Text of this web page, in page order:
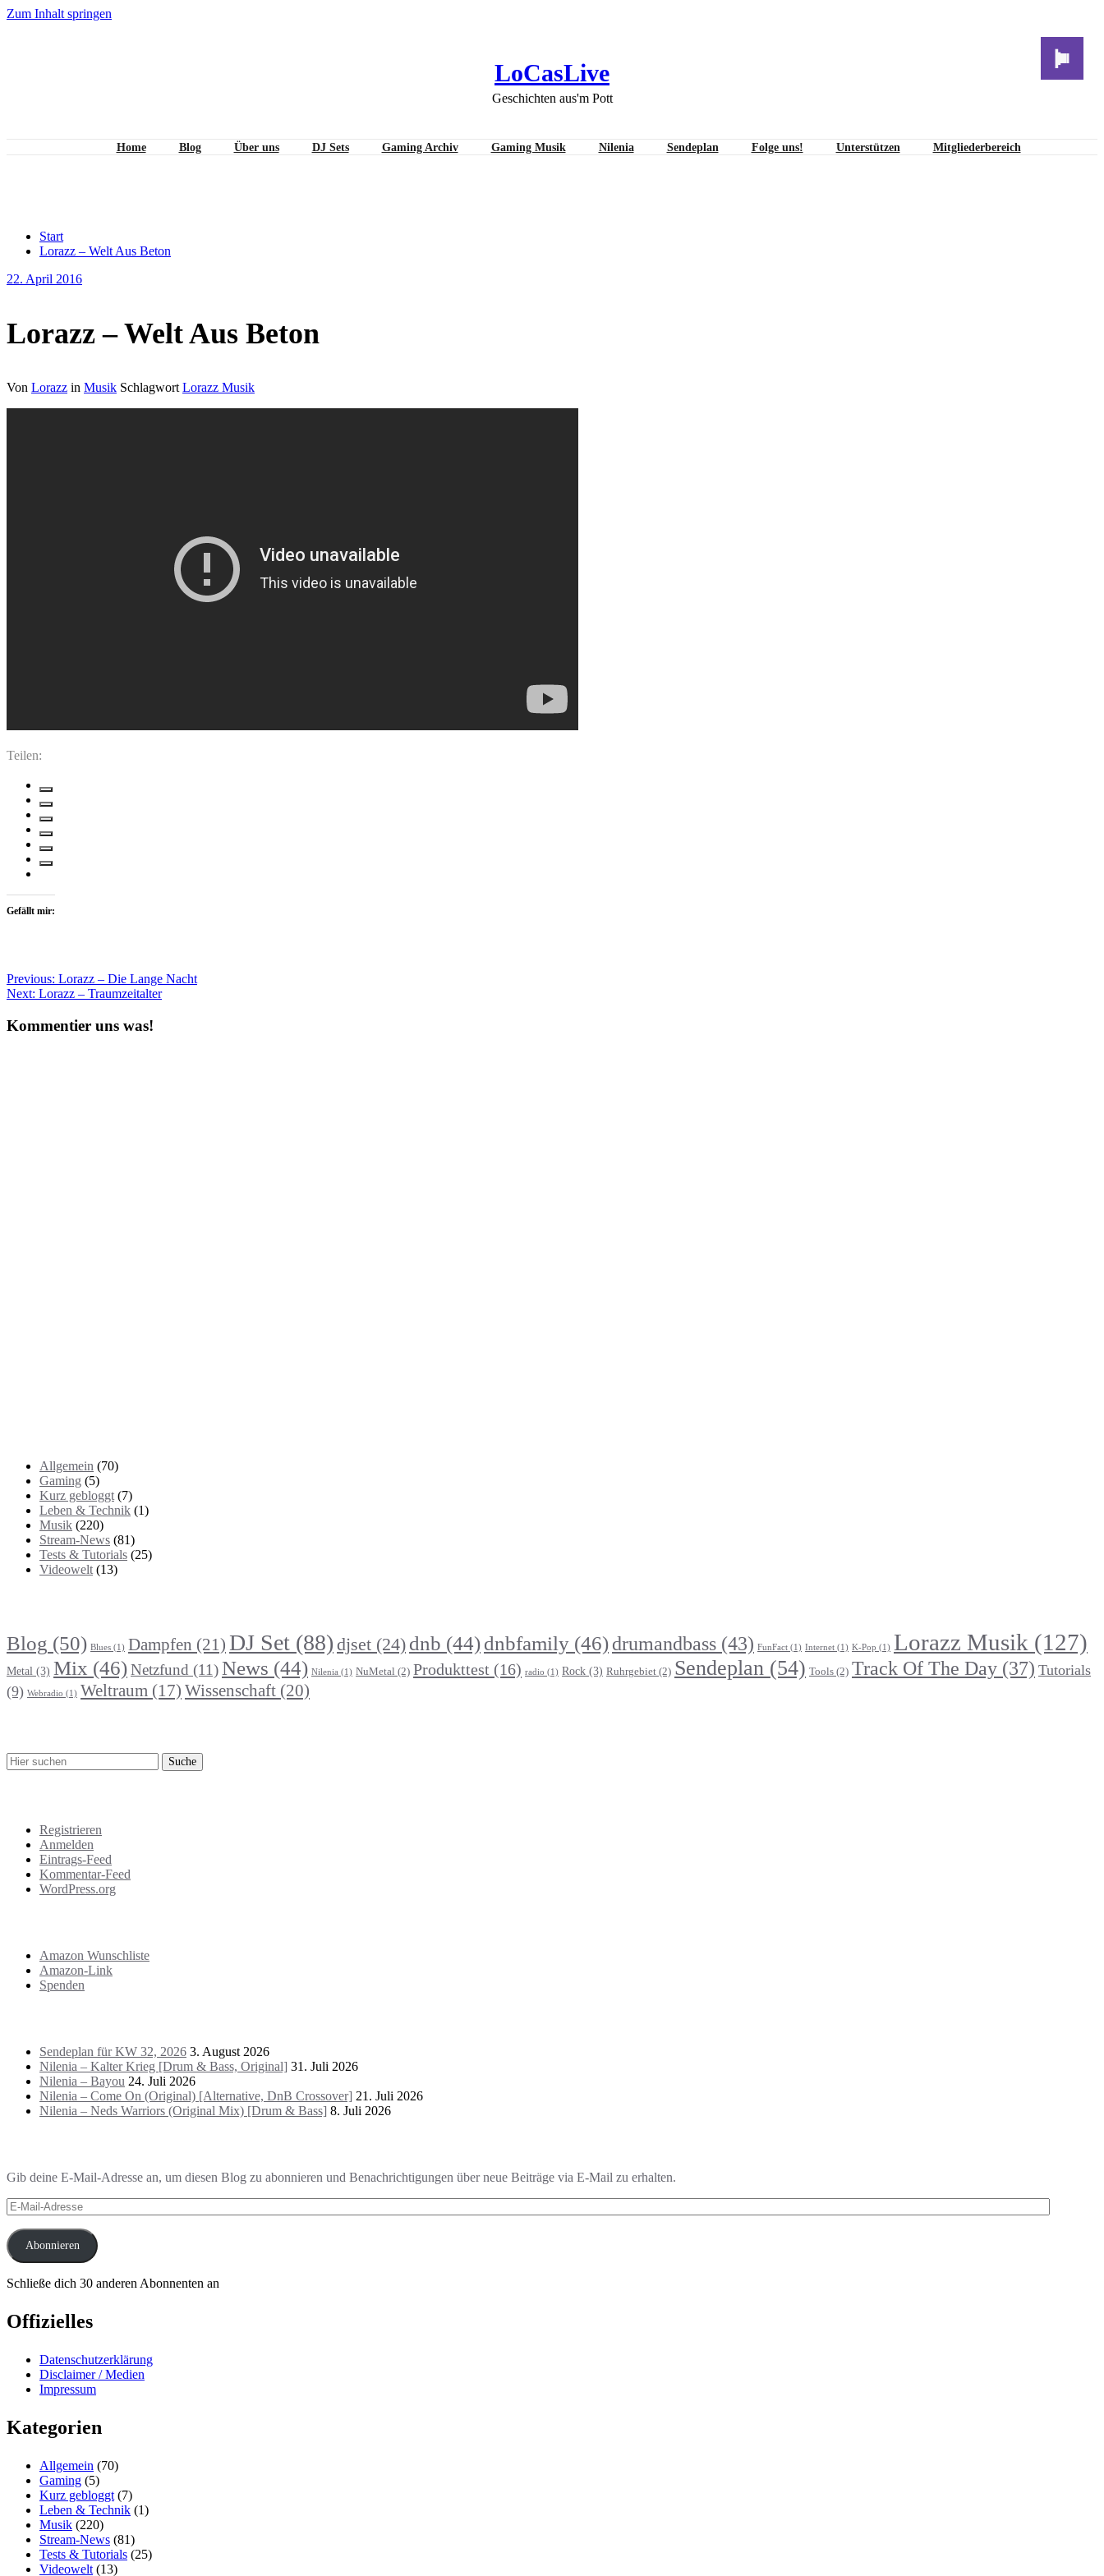
Zum Inhalt springen
LoCasLive
Geschichten aus'm Pott
Home Blog Über uns DJ Sets Gaming Archiv Gaming Musik Nilenia Sendeplan Folge uns! Unterstützen Mitgliederbereich
Start
Lorazz – Welt Aus Beton
22. April 2016
Lorazz – Welt Aus Beton
Von Lorazz in Musik Schlagwort Lorazz Musik
Teilen:
Gefällt mir:
Beitragsnavigation
Previous: Lorazz – Die Lange Nacht
Next: Lorazz – Traumzeitalter
Kommentier uns was!
Allgemein (70)
Gaming (5)
Kurz gebloggt (7)
Leben & Technik (1)
Musik (220)
Stream-News (81)
Tests & Tutorials (25)
Videowelt (13)
Blog (50) Blues (1) Dampfen (21) DJ Set (88) djset (24) dnb (44)dnbfamily (46)drumandbass (43) FunFact (1) Internet (1) K-Pop (1) Lorazz Musik (127)
Metal (3) Mix (46)Netzfund (11)News (44) Nilenia (1) NuMetal (2) Produkttest (16) radio (1) Rock (3) Ruhrgebiet (2) Sendeplan (54) Tools (2) Track Of The Day (37) Tutorials
(9) Webradio (1) Weltraum (17) Wissenschaft (20)
Registrieren
Anmelden
Eintrags-Feed
Kommentar-Feed
WordPress.org
Amazon Wunschliste
Amazon-Link
Spenden
Sendeplan für KW 32, 2026 3. August 2026
Nilenia – Kalter Krieg [Drum & Bass, Original] 31. Juli 2026
Nilenia – Bayou 24. Juli 2026
Nilenia – Come On (Original) [Alternative, DnB Crossover] 21. Juli 2026
Nilenia – Neds Warriors (Original Mix) [Drum & Bass] 8. Juli 2026
Gib deine E-Mail-Adresse an, um diesen Blog zu abonnieren und Benachrichtigungen über neue Beiträge via E-Mail zu erhalten.
E-
Mail-
Adresse
Abonnieren
Schließe dich 30 anderen Abonnenten an
Offizielles
Datenschutzerklärung
Disclaimer / Medien
Impressum
Kategorien
Allgemein (70)
Gaming (5)
Kurz gebloggt (7)
Leben & Technik (1)
Musik (220)
Stream-News (81)
Tests & Tutorials (25)
Videowelt (13)